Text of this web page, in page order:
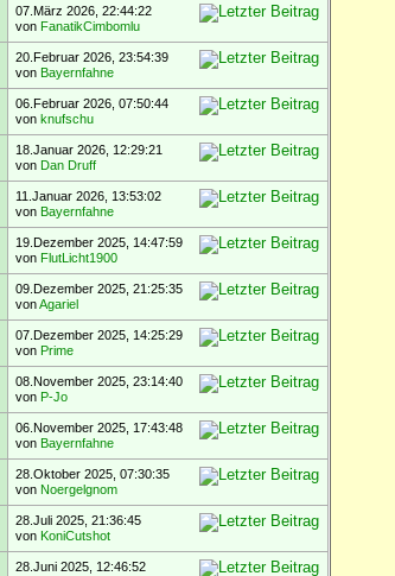
07.März 2026, 22:44:22
von FanatikCimbomlu
20.Februar 2026, 23:54:39
von Bayernfahne
06.Februar 2026, 07:50:44
vonknufschu
18.Januar 2026, 12:29:21
von Dan Druff
11.Januar 2026, 13:53:02
von Bayernfahne
19.Dezember 2025, 14:47:59
von FlutLicht1900
09.Dezember 2025, 21:25:35
vonAgariel
07.Dezember 2025, 14:25:29
von Prime
08.November 2025, 23:14:40
von P-Jo
06.November 2025, 17:43:48
von Bayernfahne
28.Oktober 2025, 07:30:35
von Noergelgnom
28.Juli 2025, 21:36:45
von KoniCutshot
28.Juni 2025, 12:46:52